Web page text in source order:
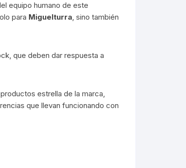
equipo humano de este
para Miguelturra, sino también
que deben dar respuesta a
estrella de la marca,
que llevan funcionando con